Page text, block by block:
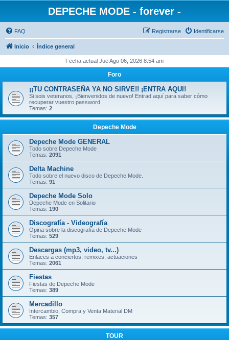
DEPECHE MODE - forever -
FAQ Identificarse
Registrarse
Inicio Índice general
Fecha actual Jue Ago 06, 2026 8:54 am
Foro
¡¡TU CONTRASEÑA YA NO SIRVE!! ¡ENTRA AQUI!
Si sois veteranos, ¡Bienvenidos de nuevo! Entrad aquí para saber cómo
recuperar vuestro password
Temas: 2
Depeche Mode
Depeche Mode GENERAL
Todo sobre Depeche Mode
Temas: 2091
Delta Machine
Todo sobre el nuevo disco de Depeche Mode.
Temas: 91
Depeche Mode Solo
Depeche Mode en Solitario
Temas: 190
Discografía - Videografía
Opina sobre la discografía de Depeche Mode
Temas: 529
Descargas (mp3, video, tv...)
Enlaces a conciertos, remixes, actuaciones
Temas: 2061
Fiestas
Fiestas de Depeche Mode
Temas: 389
Mercadillo
Intercambio, Compra y Venta Material DM
Temas: 357
TOUR